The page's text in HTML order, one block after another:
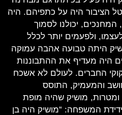
הציבור היה על כתפיהם. היה
יכולנו לסמוך
ולפעמים יותר לכלל
היתה טבועה אהבה עמוקה
היה מעדיף את ההתבוננות
החברים. לעולם לא אשכח
והמעמיק, התוסס
מושיק שהיה מופת
המשפחה: “מושיק היה בן